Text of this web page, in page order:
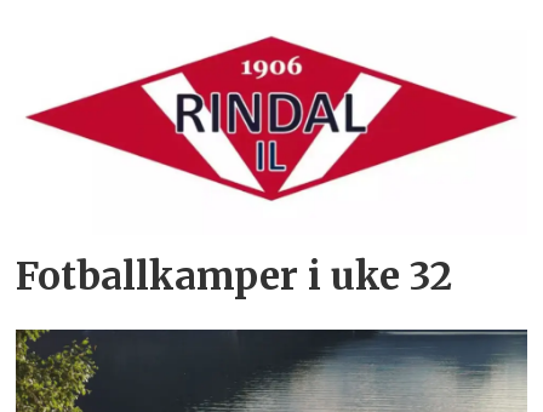
Fotballkamper i uke 32